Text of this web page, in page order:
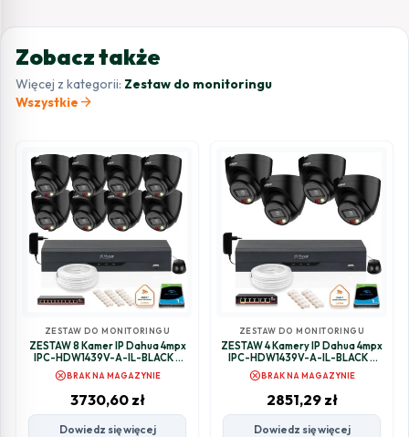
Zobacz także
Więcej z kategorii: Zestaw do monitoringu
Wszystkie arrow_forward
ZESTAW DO MONITORINGU
ZESTAW 8 Kamer IP Dahua 4mpx
IPC-HDW1439V-A-IL-BLACK +
DYSK 1TB
cancelBRAK NA MAGAZYNIE
3730,60 zł
Dowiedz się więcej
ZESTAW DO MONITORINGU
ZESTAW 4 Kamery IP Dahua 4mpx
IPC-HDW1439V-A-IL-BLACK +
DYSK 1TB
cancelBRAK NA MAGAZYNIE
2851,29 zł
Dowiedz się więcej